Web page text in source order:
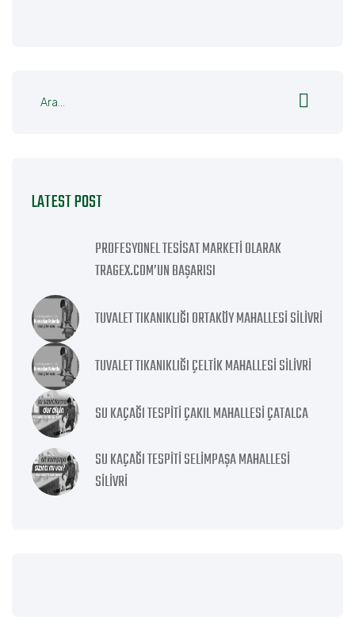
LATEST POST
PROFESYONEL TESISAT MARKETI OLARAK
TRAGEX.COM’UN BAŞARISI
TUVALET TIKANIKLIĞI ORTAKÖY MAHALLESI SILIVRI
TUVALET TIKANIKLIĞI ÇELTIK MAHALLESI SILIVRI
SU KAÇAĞI TESPITI ÇAKIL MAHALLESI ÇATALCA
SU KAÇAĞI TESPITI SELIMPAŞA MAHALLESI
SILIVRI